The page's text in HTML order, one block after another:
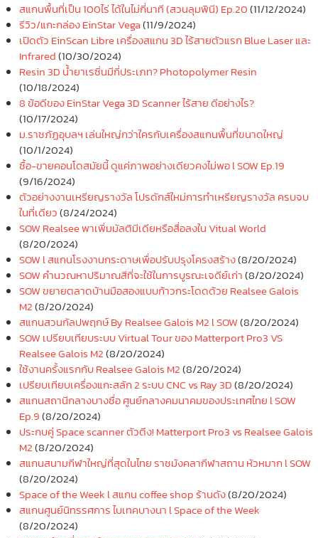
สแกนพื้นที่เป็น 100ไร่ ได้ในไม่กี่นาที (สวนลุมพินี) Ep.20(11/12/2024)
รีวิว/แกะกล่อง EinStar Vega(11/9/2024)
เปิดตัว EinScan Libre เครื่องสแกน 3D ไร้สายตัวแรก Blue Laser และ
Infrared(10/30/2024)
Resin 3D น้ำยาเรซิ่นมีกี่ประเภท? Photopolymer Resin
(10/18/2024)
8 ข้อดีของ EinStar Vega 3D Scanner ไร้สาย ดีอย่างไร?
(10/17/2024)
ม.ราชภัฏอุบลฯ เล่นใหญ่กว่าใครกับเครื่องสแกนพื้นที่ขนาดใหญ่
(10/1/2024)
ซื้อ-ขายคอนโดสมัยนี้ ดูแค่ภาพอย่างเดียวคงไม่พอ l SOW Ep.19
(9/16/2024)
ตัวอย่างงานเหรียญรางวัล โปรดักส์ใหม่การทำเหรียญรางวัล ครบจบ
ในที่เดียว(8/24/2024)
SOW Realsee พาเพิ่มมัลติมีเดียหรือสื่อลงใน Vitual World
(8/20/2024)
SOW l สแกนโรงงานกระดาษเพื่อปรับปรุงโครงสร้าง(8/20/2024)
SOW คำนวณหาปริมาณสีที่จะใช้ในการบูรณะเจดีย์เก่า(8/20/2024)
SOW ขยายตลาดบ้านมือสองแบบก้าวกระโดดด้วย Realsee Galois
M2(8/20/2024)
สแกนสวนกัลปพฤกษ์ By Realsee Galois M2 l SOW(8/20/2024)
SOW เปรียบเทียบระบบ Virtual Tour ของ Matterport Pro3 VS
Realsee Galois M2(8/20/2024)
ใช้งานครั้งแรกกับ Realsee Galois M2(8/20/2024)
เปรียบเทียบเครื่องแกะสลัก 2 ระบบ CNC vs Ray 3D(8/20/2024)
สแกนสถานีกลางบางซื่อ ศูนย์กลางคมนาคมของประเทศไทย l SOW
Ep.9(8/20/2024)
ประกบคู่ Space scanner ตัวตึง! Matterport Pro3 vs Realsee Galois
M2(8/20/2024)
สแกนสนามกีฬาใหญ่ที่สุดในไทย ราชมังคลากีฬาสถาน หัวหมาก l SOW
(8/20/2024)
Space of the Week l สแกน coffee shop ร้านดัง(8/20/2024)
สแกนศูนย์นิทรรศการ ไบเทคบางนา l Space of the Week
(8/20/2024)